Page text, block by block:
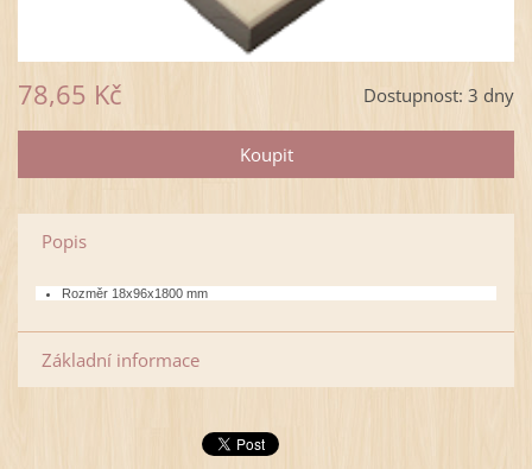
Dostupnost: 3 dny
78,65 Kč
Popis
Rozměr 18x96x1800 mm
Základní informace